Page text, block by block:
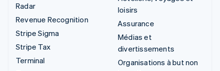
Radar
Revenue Recognition
Stripe Sigma
Stripe Tax
Terminal
loisirs
Assurance
Médias et
divertissements
Organisations à but non